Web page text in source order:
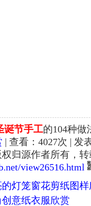
诞节手工的104种做
| 查看： 4027次 | 发
归源作者所有，
view26516.html
灯笼窗花剪纸图
意纸衣服欣赏